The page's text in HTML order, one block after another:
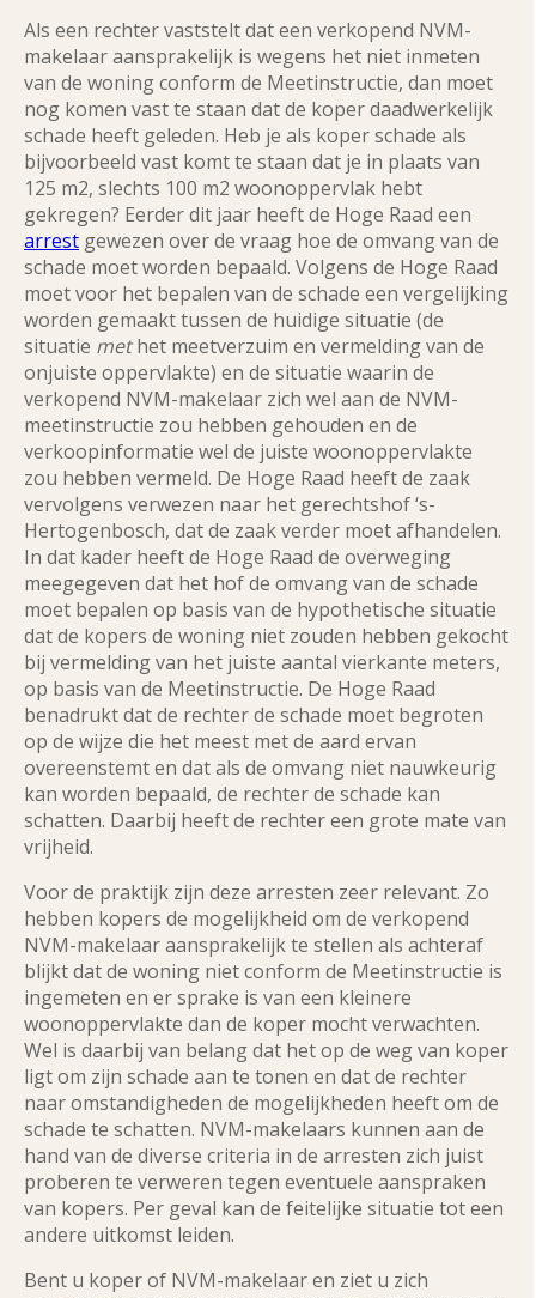
Als een rechter vaststelt dat een verkopend NVM-
makelaar aansprakelijk is wegens het niet inmeten
van de woning conform de Meetinstructie, dan moet
nog komen vast te staan dat de koper daadwerkelijk
schade heeft geleden. Heb je als koper schade als
bijvoorbeeld vast komt te staan dat je in plaats van
125 m2, slechts 100 m2 woonoppervlak hebt
gekregen? Eerder dit jaar heeft de Hoge Raad een
arrest gewezen over de vraag hoe de omvang van de
schade moet worden bepaald. Volgens de Hoge Raad
moet voor het bepalen van de schade een vergelijking
worden gemaakt tussen de huidige situatie (de
situatie methet meetverzuim en vermelding van de
onjuiste oppervlakte) en de situatie waarin de
verkopend NVM-makelaar zich wel aan de NVM-
meetinstructie zou hebben gehouden en de
verkoopinformatie wel de juiste woonoppervlakte
zou hebben vermeld. De Hoge Raad heeft de zaak
vervolgens verwezen naar het gerechtshof ‘s-
Hertogenbosch, dat de zaak verder moet afhandelen.
In dat kader heeft de Hoge Raad de overweging
meegegeven dat het hof de omvang van de schade
moet bepalen op basis van de hypothetische situatie
dat de kopers de woning niet zouden hebben gekocht
bij vermelding van het juiste aantal vierkante meters,
op basis van de Meetinstructie. De Hoge Raad
benadrukt dat de rechter de schade moet begroten
op de wijze die het meest met de aard ervan
overeenstemt en dat als de omvang niet nauwkeurig
kan worden bepaald, de rechter de schade kan
schatten. Daarbij heeft de rechter een grote mate van
vrijheid.
Voor de praktijk zijn deze arresten zeer relevant. Zo
hebben kopers de mogelijkheid om de verkopend
NVM-makelaar aansprakelijk te stellen als achteraf
blijkt dat de woning niet conform de Meetinstructie is
ingemeten en er sprake is van een kleinere
woonoppervlakte dan de koper mocht verwachten.
Wel is daarbij van belang dat het op de weg van koper
ligt om zijn schade aan te tonen en dat de rechter
naar omstandigheden de mogelijkheden heeft om de
schade te schatten. NVM-makelaars kunnen aan de
hand van de diverse criteria in de arresten zich juist
proberen te verweren tegen eventuele aanspraken
van kopers. Per geval kan de feitelijke situatie tot een
andere uitkomst leiden.
Bent u koper of NVM-makelaar en ziet u zich